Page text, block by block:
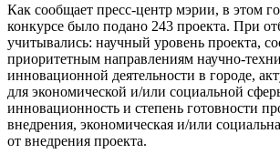
Как сообщает пресс-центр мэрии, в этом
конкурсе было подано 243 проекта. При
учитывались: научный уровень проекта,
приоритетным направлениям научно-
инновационной деятельности в городе,
для экономической и/или социальной
инновационность и степень готовности
внедрения, экономическая и/или
от внедрения проекта.